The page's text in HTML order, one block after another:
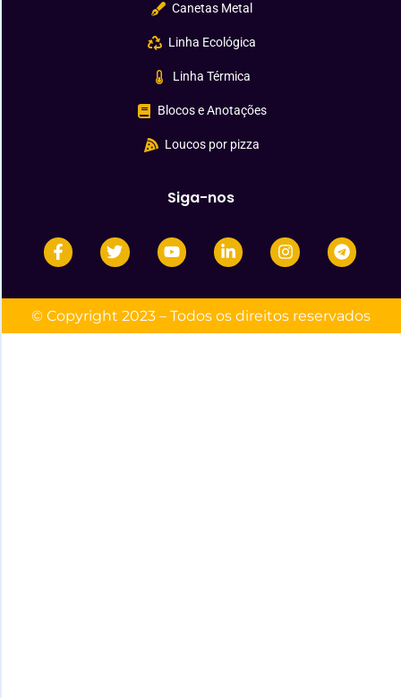
Canetas Metal
Linha Ecológica
Linha Térmica
Blocos e Anotações
Loucos por pizza
Siga-nos
© Copyright 2023 – Todos os direitos reservados